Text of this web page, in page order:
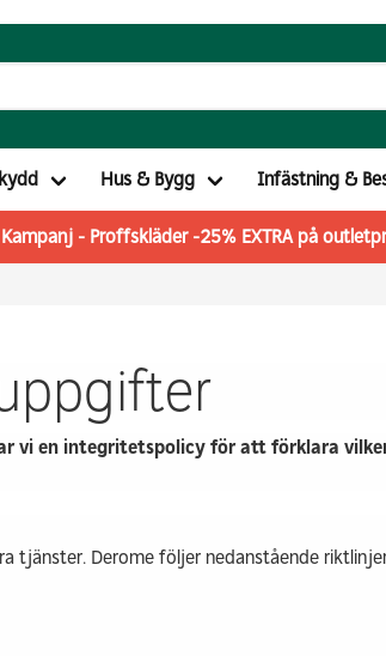
Hus & Bygg Infästning &
Kampanj - Proffskläder -25% EXTRA på
vi en integritetspolicy för att förklara
tjänster. Derome följer nedanstående